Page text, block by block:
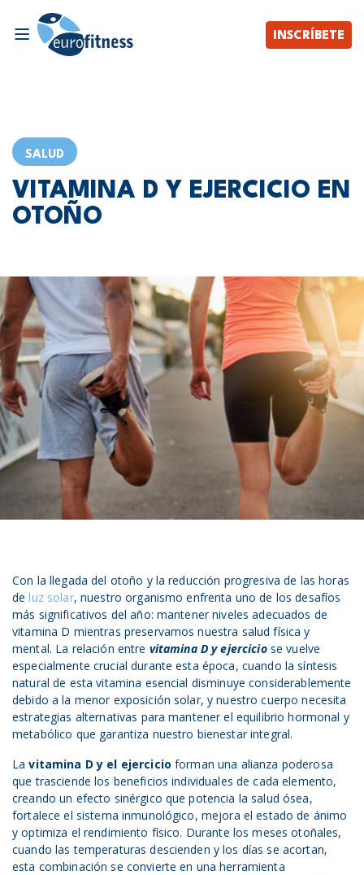
INSCRÍBETE
SALUD
VITAMINA D Y EJERCICIO EN
OTOÑO
Con la llegada del otoño y la reducción progresiva de las horas
deluz solar, nuestro organismo enfrenta uno de los desafíos
más significativos del año: mantener niveles adecuados de
vitamina D mientras preservamos nuestra salud física y
mental. La relación entre vitamina D y ejerciciose vuelve
especialmente crucial durante esta época, cuando la síntesis
natural de esta vitamina esencial disminuye considerablemente
debido a la menor exposición solar, y nuestro cuerpo necesita
estrategias alternativas para mantener el equilibrio hormonal y
metabólico que garantiza nuestro bienestar integral.
Lavitamina D y el ejercicio forman una alianza poderosa
que trasciende los beneficios individuales de cada elemento,
creando un efecto sinérgico que potencia la salud ósea,
fortalece el sistema inmunológico, mejora el estado de ánimo
y optimiza el rendimiento físico. Durante los meses otoñales,
cuando las temperaturas descienden y los días se acortan,
esta combinación se convierte en una herramienta